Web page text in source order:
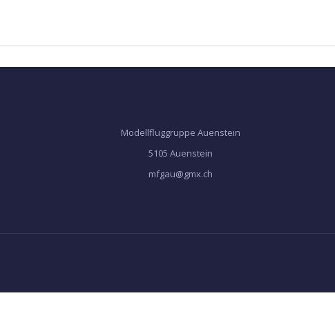
Modellfluggruppe Auenstein
5105 Auenstein
mfgau@gmx.ch